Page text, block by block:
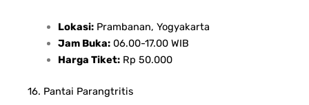
Lokasi:Prambanan, Yogyakarta
Jam Buka:06.00-17.00 WIB
Harga Tiket:Rp 50.000
16. Pantai Parangtritis